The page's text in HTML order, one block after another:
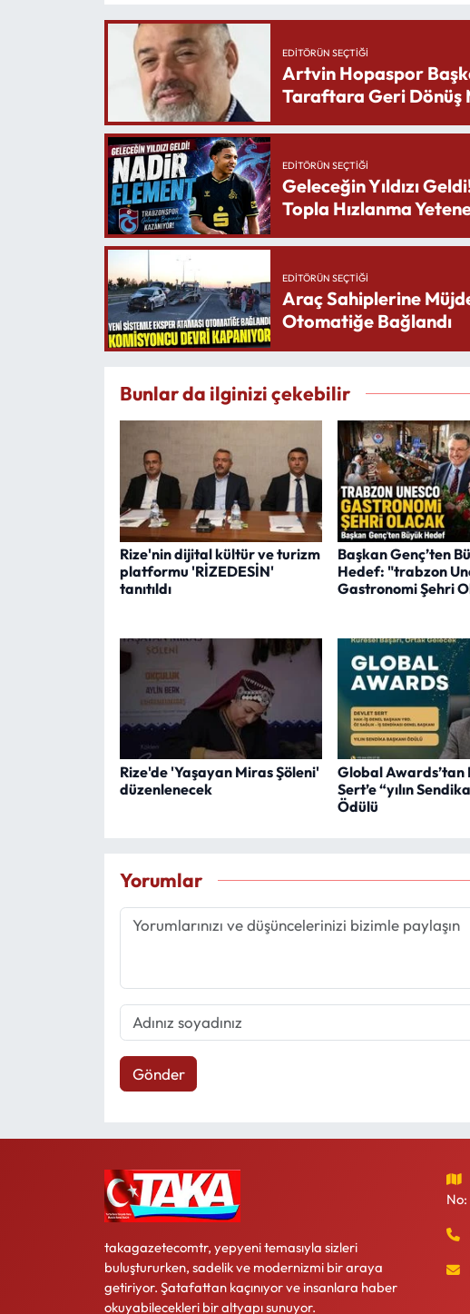
EDITÖRÜN SEÇTIĞI
Artvin Hopaspor
Taraftara Geri Dönüş
EDITÖRÜN SEÇTIĞI
Geleceğin Yıldızı
Topla Hızlanma
EDITÖRÜN SEÇTIĞI
Araç Sahiplerine
Otomatiğe Bağlandı
Bunlar da ilginizi çekebilir
Rize'nin dijital kültür ve turizm
platformu 'RİZEDESİN'
tanıtıldı
Başkan Genç’ten
Hedef: "trabzon
Gastronomi Şehri
Rize'de 'Yaşayan Miras Şöleni'
düzenlenecek
Global Awards’tan
Sert’e “yılın
Ödülü
Yorumlar
Gönder
takagazetecomtr, yepyeni temasıyla sizleri
buluştururken, sadelik ve modernizmi bir araya
getiriyor. Şatafattan kaçınıyor ve insanlara haber
okuyabilecekleri bir altyapı sunuyor.